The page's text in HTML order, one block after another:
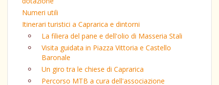
Numeri utili
Itinerari turistici a Caprarica e dintorni
La filiera del pane e dell'olio di Masseria Stali
Visita guidata in Piazza Vittoria e Castello
Baronale
Un giro tra le chiese di Caprarica
Percorso MTB a cura dell'associazione